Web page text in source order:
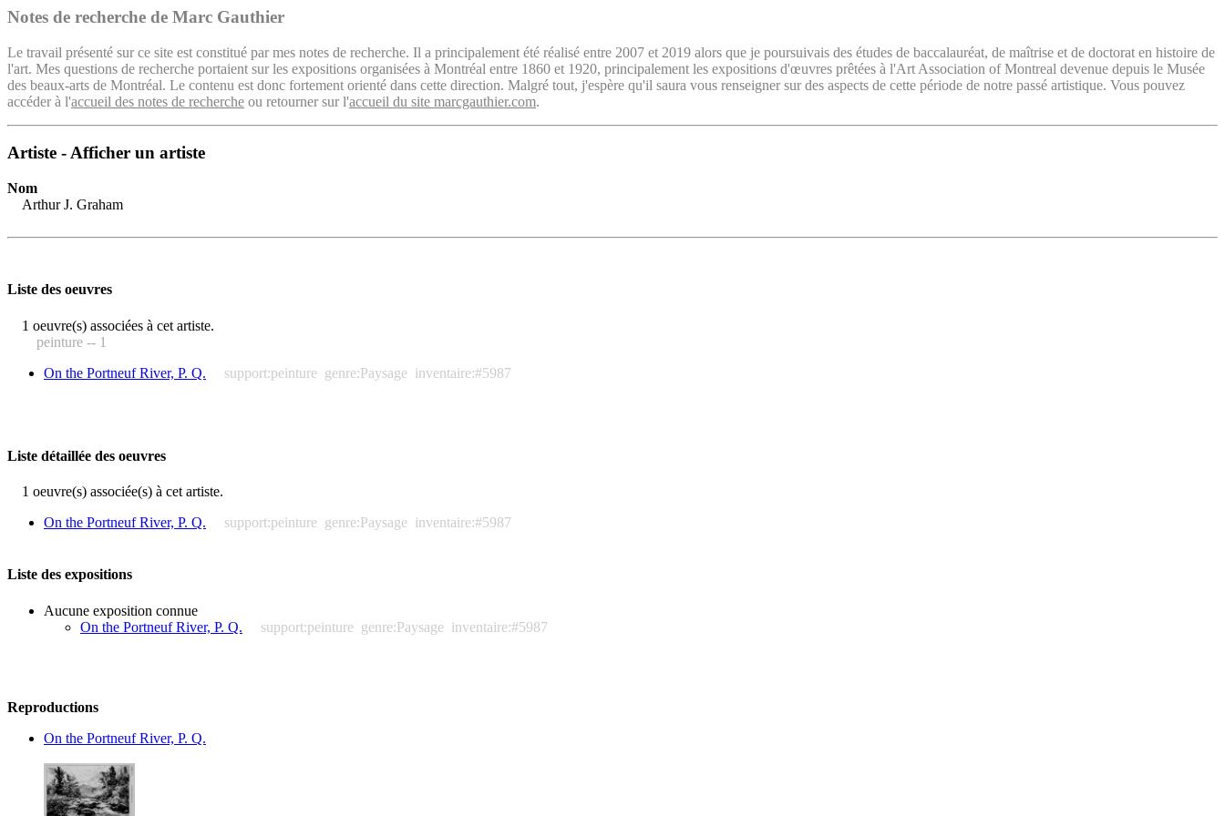
Notes de recherche de Marc Gauthier
Le travail présenté sur ce site est constitué par mes notes de recherche. Il a principalement été réalisé entre 2007 et 2019 alors que je poursuivais des études de baccalauréat, de maîtrise et de doctorat en histoire de
l'art. Mes questions de recherche portaient sur les expositions organisées à Montréal entre 1860 et 1920, principalement les expositions d'œuvres prêtées à l'Art Association of Montreal devenue depuis le Musée
des beaux-arts de Montréal. Le contenu est donc fortement orienté dans cette direction. Malgré tout, j'espère qu'il saura vous renseigner sur des aspects de cette période de notre passé artistique. Vous pouvez
accéder à l'accueil des notes de recherche ou retourner sur l'accueil du site marcgauthier.com.
Artiste - Afficher un artiste
Nom
Arthur J. Graham
Liste des oeuvres
1 oeuvre(s) associées à cet artiste.
peinture -- 1
On the Portneuf River, P. Q.
support:peinture genre:Paysage inventaire:#5987
Liste détaillée des oeuvres
1 oeuvre(s) associée(s) à cet artiste.
On the Portneuf River, P. Q.
support:peinture genre:Paysage inventaire:#5987
Liste des expositions
Aucune exposition connue
On the Portneuf River, P. Q.
support:peinture genre:Paysage inventaire:#5987
Reproductions
On the Portneuf River, P. Q.